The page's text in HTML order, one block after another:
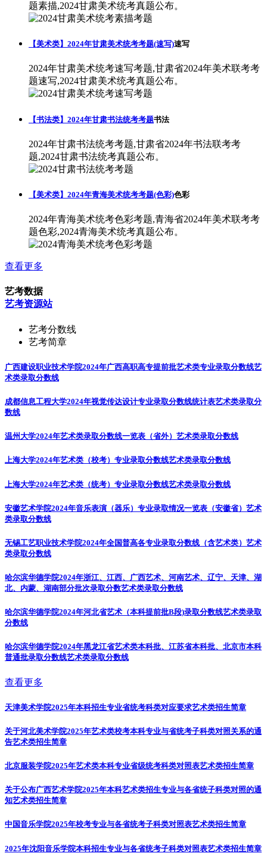
题素描,2024甘肃美术统考真题公布。
【美术类】2024年甘肃美术统考考题(速写)速写
2024年甘肃美术统考速写考题,甘肃省2024年美术联考考
题速写,2024甘肃美术统考真题公布。
【书法类】2024年甘肃书法统考考题书法
2024年甘肃书法统考考题,甘肃省2024年书法联考考
题,2024甘肃书法统考真题公布。
【美术类】2024年青海美术统考考题(色彩)色彩
2024年青海美术统考色彩考题,青海省2024年美术联考考
题色彩,2024青海美术统考真题公布。
查看更多
艺考数据
艺考资源站
艺考分数线
艺考简章
广西建设职业技术学院2024年广西高职高专提前批艺术类专业录取分数线艺
术类录取分数线
成都信息工程大学2024年视觉传达设计专业录取分数线统计表艺术类录取分
数线
温州大学2024年艺术类录取分数线一览表（省外） 艺术类录取分数线
上海大学2024年艺术类（校考）专业录取分数线艺术类录取分数线
上海大学2024年艺术类（统考）专业录取分数线艺术类录取分数线
安徽艺术学院2024年音乐表演（器乐）专业录取情况一览表（安徽省） 艺术
类录取分数线
无锡工艺职业技术学院2024年全国普高各专业录取分数线（含艺术类） 艺术
类录取分数线
哈尔滨华德学院2024年浙江、江西、广西艺术、河南艺术、辽宁、天津、湖
北、内蒙、湖南部分批次录取分数艺术类录取分数线
哈尔滨华德学院2024年河北省艺术（本科提前批B段)录取分数线艺术类录取
分数线
哈尔滨华德学院2024年黑龙江省艺术类本科批、江苏省本科批、北京市本科
普通批录取分数线艺术类录取分数线
查看更多
天津美术学院2025年本科招生专业省统考科类对应要求艺术类招生简章
关于河北美术学院2025年艺术类校考本科专业与省统考子科类对照关系的通
告艺术类招生简章
北京服装学院2025年艺术类本科专业省级统考科类对照表艺术类招生简章
关于公布广西艺术学院2025年本科艺术类招生专业与各省统子科类对照的通
知艺术类招生简章
中国音乐学院2025年校考专业与各省统考子科类对照表艺术类招生简章
2025年沈阳音乐学院本科招生专业与各省统考子科类对照表艺术类招生简章